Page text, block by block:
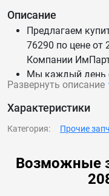
Возможные
Описание
Предлагаем
76290 по цене от
Компании
Мы каждый день
данные
Доставим 208-63-
России и СНГ.
Развернуть описание
Характеристики
Категория: Прочие